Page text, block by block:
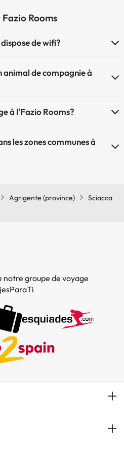
Rooms
de wifi?
animal de compagnie à
à l'Fazio Rooms?
les zones communes à
Agrigente (province)
Sciacca
notre groupe de voyage